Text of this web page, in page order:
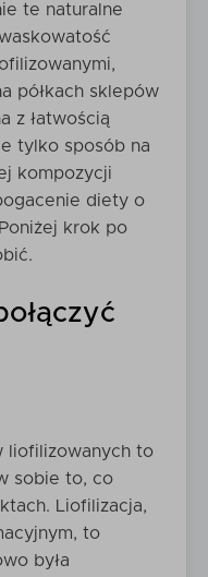
te naturalne
półkach sklepów
z łatwością
tylko sposób na
kompozycji
diety o
krok po
liofilizowanych to
sobie to, co
Liofilizacja,
to
była